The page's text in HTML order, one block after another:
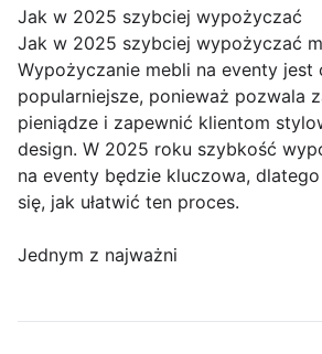
Jak w 2025 szybciej wypożyczać
Jak w 2025 szybciej wypożyczać
Wypożyczanie mebli na eventy jest
popularniejsze, ponieważ pozwala
pieniądze i zapewnić klientom
design. W 2025 roku szybkość
na eventy będzie kluczowa,
się, jak ułatwić ten proces.
Jednym z najważni